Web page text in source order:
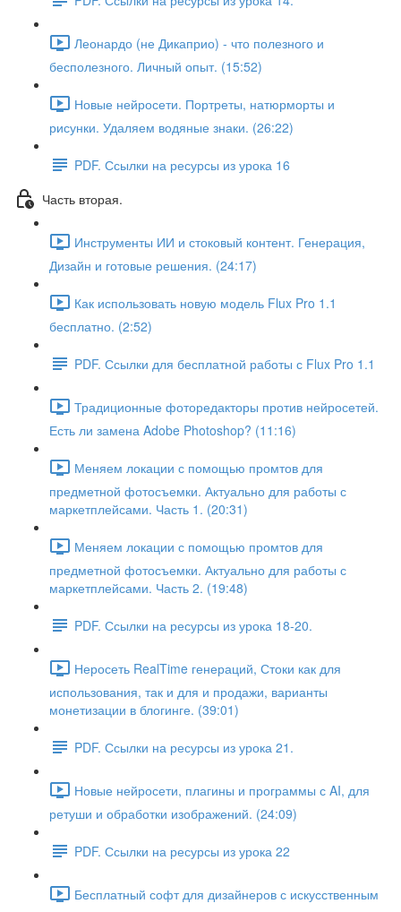
Леонардо (не Дикаприо) - что полезного и
бесполезного. Личный опыт. (15:52)
Новые нейросети. Портреты, натюрморты и
рисунки. Удаляем водяные знаки. (26:22)
PDF. Ссылки на ресурсы из урока 16
Часть вторая.
Инструменты ИИ и стоковый контент. Генерация,
Дизайн и готовые решения. (24:17)
Как использовать новую модель Flux Pro 1.1
бесплатно. (2:52)
PDF. Ссылки для бесплатной работы с Flux Pro 1.1
Традиционные фоторедакторы против нейросетей.
Есть ли замена Adobe Photoshop? (11:16)
Меняем локации с помощью промтов для
предметной фотосъемки. Актуально для работы с
маркетплейсами. Часть 1. (20:31)
Меняем локации с помощью промтов для
предметной фотосъемки. Актуально для работы с
маркетплейсами. Часть 2. (19:48)
PDF. Ссылки на ресурсы из урока 18-20.
Неросеть RealTime генераций, Стоки как для
использования, так и для и продажи, варианты
монетизации в блогинге. (39:01)
PDF. Ссылки на ресурсы из урока 21.
Новые нейросети, плагины и программы с AI, для
ретуши и обработки изображений. (24:09)
PDF. Ссылки на ресурсы из урока 22
Бесплатный софт для дизайнеров с искусственным